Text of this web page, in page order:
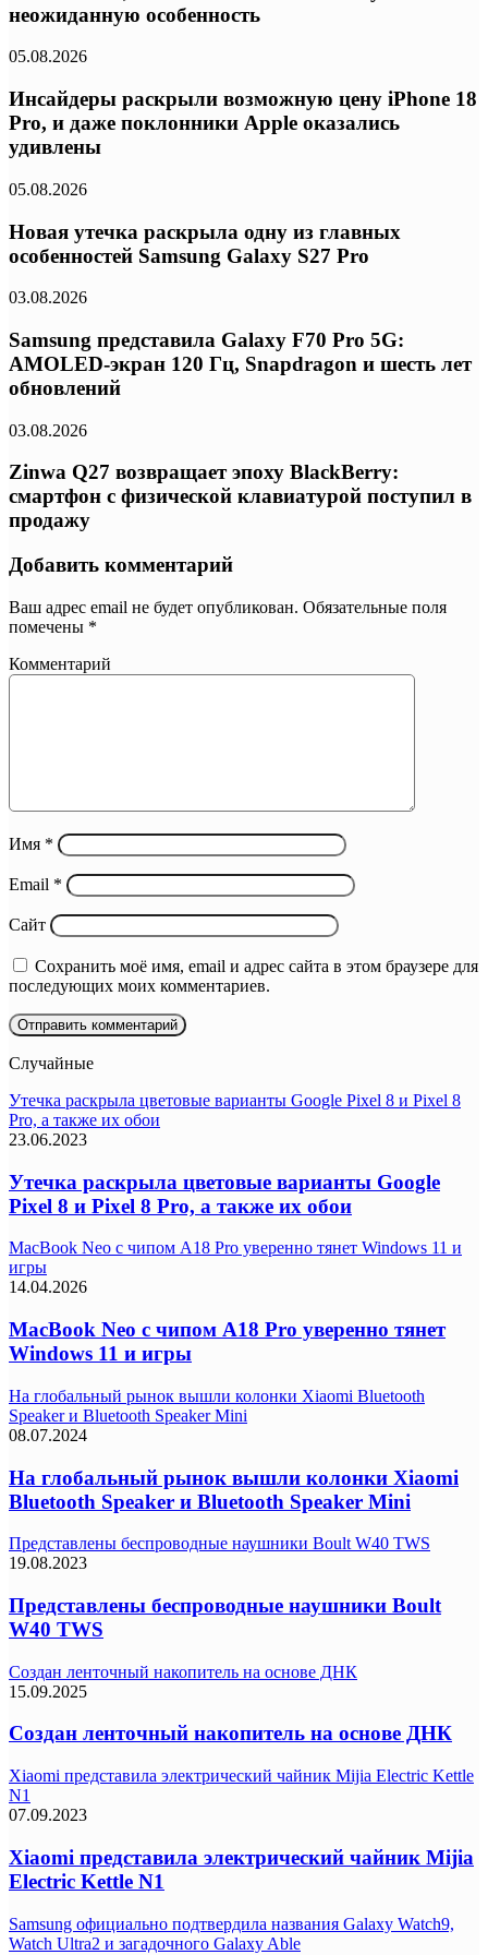
неожиданную особенность
05.08.2026
Инсайдеры раскрыли возможную цену iPhone 18
Pro, и даже поклонники Apple оказались
удивлены
05.08.2026
Новая утечка раскрыла одну из главных
особенностей Samsung Galaxy S27 Pro
03.08.2026
Samsung представила Galaxy F70 Pro 5G:
AMOLED-экран 120 Гц, Snapdragon и шесть лет
обновлений
03.08.2026
Zinwa Q27 возвращает эпоху BlackBerry:
смартфон с физической клавиатурой поступил в
продажу
Добавить комментарий
Ваш адрес email не будет опубликован. Обязательные поля
помечены *
Комментарий
Имя *
Email *
Сайт
Сохранить моё имя, email и адрес сайта в этом браузере для
последующих моих комментариев.
Случайные
Утечка раскрыла цветовые варианты Google Pixel 8 и Pixel 8
Pro, а также их обои
23.06.2023
Утечка раскрыла цветовые варианты Google
Pixel 8 и Pixel 8 Pro, а также их обои
MacBook Neo с чипом A18 Pro уверенно тянет Windows 11 и
игры
14.04.2026
MacBook Neo с чипом A18 Pro уверенно тянет
Windows 11 и игры
На глобальный рынок вышли колонки Xiaomi Bluetooth
Speaker и Bluetooth Speaker Mini
08.07.2024
На глобальный рынок вышли колонки Xiaomi
Bluetooth Speaker и Bluetooth Speaker Mini
Представлены беспроводные наушники Boult W40 TWS
19.08.2023
Представлены беспроводные наушники Boult
W40 TWS
Cоздан ленточный накопитель на основе ДНК
15.09.2025
Cоздан ленточный накопитель на основе ДНК
Xiaomi представила электрический чайник Mijia Electric Kettle
N1
07.09.2023
Xiaomi представила электрический чайник Mijia
Electric Kettle N1
Samsung официально подтвердила названия Galaxy Watch9,
Watch Ultra2 и загадочного Galaxy Able